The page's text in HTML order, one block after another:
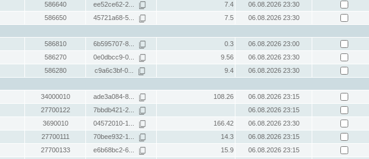
586640 ee52ce62-2... 7.4
06.08.2026 23:30
586650 45721a68-5... 7.5
06.08.2026 23:30
586810 6b595707-8... 0.3
06.08.2026 23:00
586270 0e0dbcc9-0... 9.56
06.08.2026 23:30
586280 c9a6c3bf-0... 9.4
06.08.2026 23:30
34000010 ade3a084-8... 108.26
06.08.2026 23:15
27700122 7bbdb421-2...
06.08.2026 23:15
3690010 04572010-1... 166.42
06.08.2026 23:30
27700111 70bee932-1... 14.3
06.08.2026 23:15
27700133 e6b68bc2-6... 15.9
06.08.2026 23:15